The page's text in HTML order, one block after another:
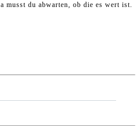
musst du abwarten, ob die es wert ist.